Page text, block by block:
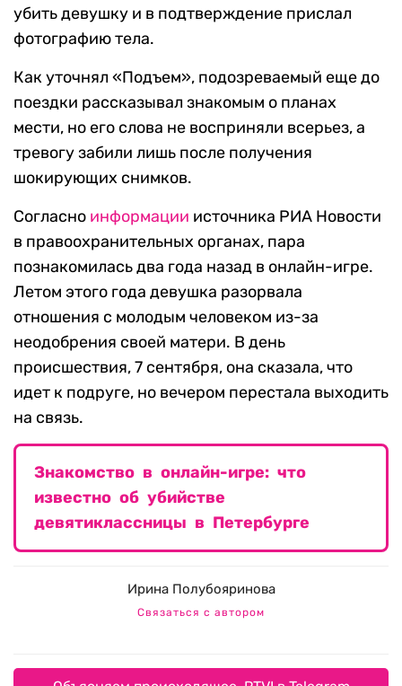
убить девушку и в подтверждение прислал
фотографию тела.
Как уточнял «Подъем», подозреваемый еще до
поездки рассказывал знакомым о планах
мести, но его слова не восприняли всерьез, а
тревогу забили лишь после получения
шокирующих снимков.
Согласно информации источника РИА Новости
в правоохранительных органах, пара
познакомилась два года назад в онлайн-игре.
Летом этого года девушка разорвала
отношения с молодым человеком из-за
неодобрения своей матери. В день
происшествия, 7 сентября, она сказала, что
идет к подруге, но вечером перестала выходить
на связь.
Знакомство в онлайн-игре: что
известно об убийстве
девятиклассницы в Петербурге
Ирина Полубояринова
Связаться с автором